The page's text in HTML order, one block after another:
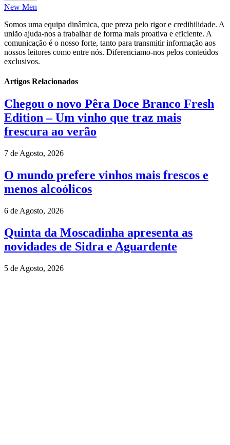
New Men
Somos uma equipa dinâmica, que preza pelo rigor e credibilidade. A
união ajuda-nos a trabalhar de forma mais proativa e eficiente. A
comunicação é o nosso forte, tanto para transmitir informação aos
nossos leitores como entre nós. Diferenciamo-nos pelos conteúdos
exclusivos.
Artigos Relacionados
Chegou o novo Pêra Doce Branco Fresh
Edition – Um vinho que traz mais
frescura ao verão
7 de Agosto, 2026
O mundo prefere vinhos mais frescos e
menos alcoólicos
6 de Agosto, 2026
Quinta da Moscadinha apresenta as
novidades de Sidra e Aguardente
5 de Agosto, 2026